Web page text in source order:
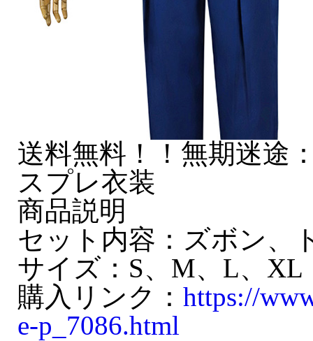
送料無料！！無期迷途
スプレ衣装
商品説明
セット内容：ズボン、
サイズ：S、M、L、XL
購入リンク： https://
e-p_7086.html